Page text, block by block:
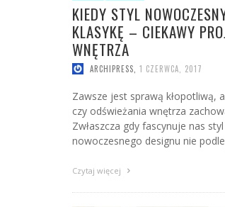
KIEDY STYL
KLASYKĘ – CIEKAWY
WNĘTRZA
ARCHIPRESS 1 CZERWCA, 2017
Zawsze jest sprawą kłopotliwą,
czy odświeżania wnętrza
Zwłaszcza gdy fascynuje nas
nowoczesnego designu nie
Czytaj więcej